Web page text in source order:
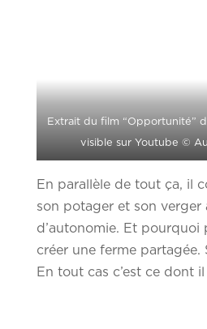
Extrait du film “Opportunité”
visible sur Youtube ©
En parallèle de tout ça, il
son potager et son verger
d’autonomie. Et pourquoi
créer une ferme partagée.
En tout cas c’est ce dont il